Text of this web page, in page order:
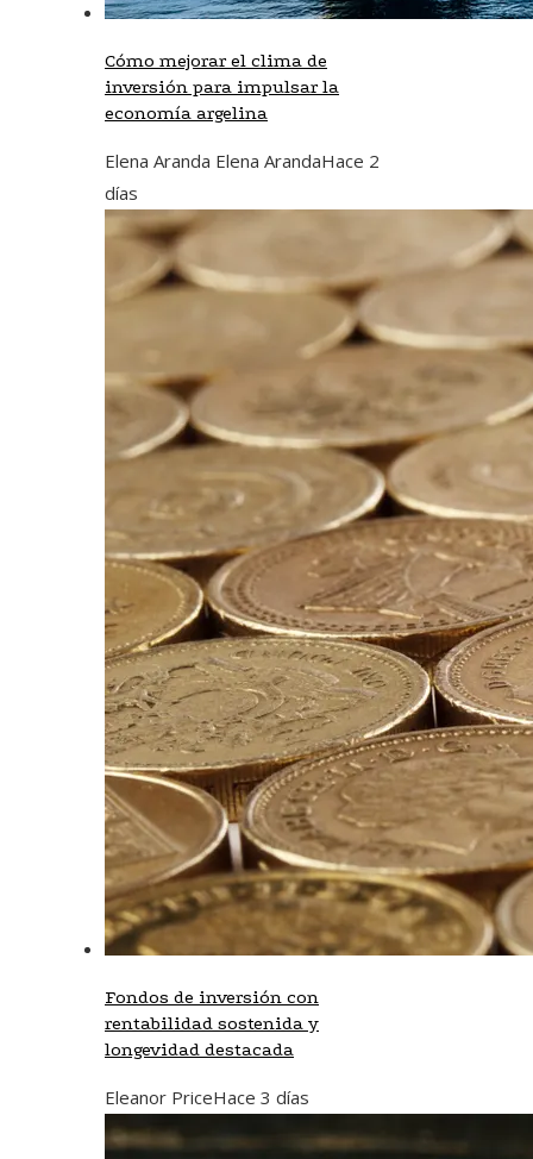
Cómo mejorar el clima de
inversión para impulsar la
economía argelina
Elena Aranda Elena ArandaHace 2
días
Fondos de inversión con
rentabilidad sostenida y
longevidad destacada
Eleanor PriceHace 3 días